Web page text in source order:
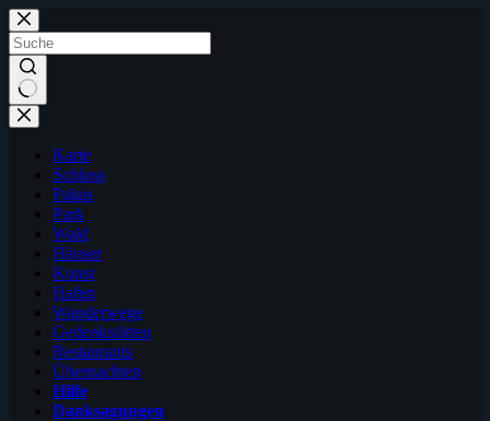
Zum
Inhalt
springen
Karte
Schloss
Palais
Park
Wald
Häuser
Kunst
Hafen
Wanderwege
Gedenkstätten
Restaurants
Übernachten
Hilfe
Danksagungen